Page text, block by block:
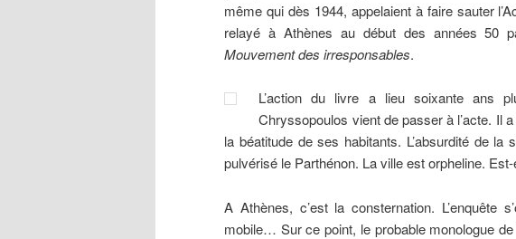
même qui dès 1944, appelaient à faire sauter
relayé à Athènes au début des années 50
Mouvement des irresponsables.
L’action du livre a lieu soixante ans
Chryssopoulos vient de passer à l’acte. Il
la béatitude de ses habitants. L’absurdité de la
pulvérisé le Parthénon. La ville est orpheline.
A Athènes, c’est la consternation. L’enquête
mobile… Sur ce point, le probable monologue